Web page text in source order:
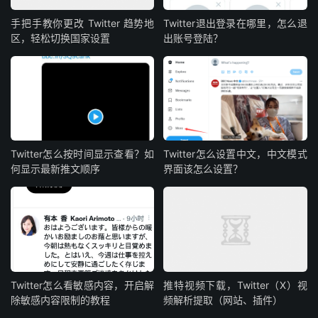
手把手教你更改 Twitter 趋势地
区，轻松切换国家设置
Twitter退出登录在哪里，怎么退
出账号登陆？
Twitter怎么按时间显示查看？如
何显示最新推文顺序
Twitter怎么设置中文，中文模式
界面该怎么设置？
Twitter怎么看敏感内容，开启解
除敏感内容限制的教程
推特视频下载，Twitter（X）视
频解析提取（网站、插件）